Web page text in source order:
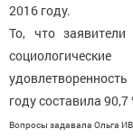
2016 году.
То, что
году составила 90,7
Вопросы задавала Ольга